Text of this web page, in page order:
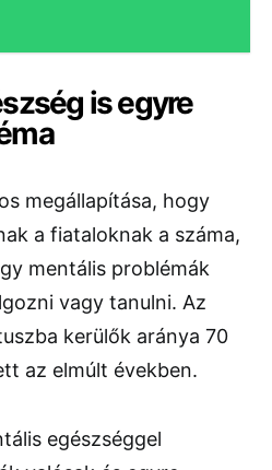
is egyre
megállapítása, hogy
a fiataloknak a száma,
mentális problémák
vagy tanulni. Az
kerülők aránya 70
az elmúlt években.
egészséggel